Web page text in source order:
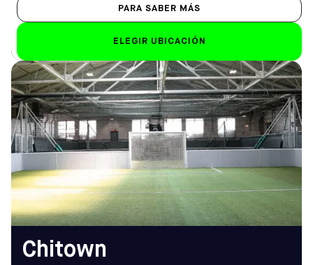
PARA SABER MÁS
ELEGIR UBICACIÓN
HORARIO DE
APERTURA
De lunes a viernes
15.00 - 01.00 h (02.00 h el
viernes)
Sáb-Dom
DIRECCIÓN
2343 S Throop St, Chicago,
IL 60608
Cómo llegar
TELÉFONO
(312) 226-1988
EMAIL
chitown@sofive.com
Chitown